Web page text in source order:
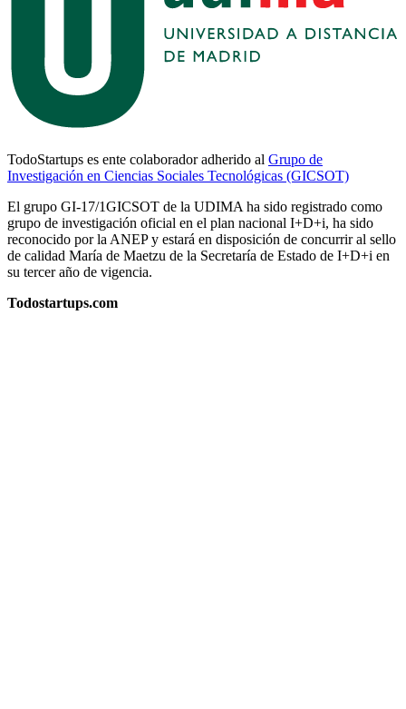
TodoStartups es ente colaborador adherido al Grupo de
Investigación en Ciencias Sociales Tecnológicas (GICSOT)
El grupo GI-17/1GICSOT de la UDIMA ha sido registrado como
grupo de investigación oficial en el plan nacional I+D+i, ha sido
reconocido por la ANEP y estará en disposición de concurrir al sello
de calidad María de Maetzu de la Secretaría de Estado de I+D+i en
su tercer año de vigencia.
Todostartups.com